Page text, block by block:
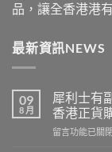
品，讓全香港港
最新資訊NEWS
09
8 月
犀利士有
香港正貨
在
留言功能已關閉